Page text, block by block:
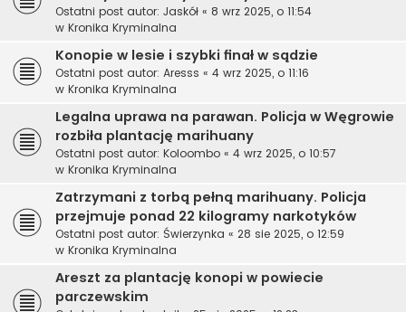
Ostatni post autor: Jaskół « 8 wrz 2025, o 11:54
w Kronika Kryminalna
Konopie w lesie i szybki finał w sądzie
Ostatni post autor: Aresss « 4 wrz 2025, o 11:16
w Kronika Kryminalna
Legalna uprawa na parawan. Policja w Węgrowie
rozbiła plantację marihuany
Ostatni post autor: Koloombo « 4 wrz 2025, o 10:57
w Kronika Kryminalna
Zatrzymani z torbą pełną marihuany. Policja
przejmuje ponad 22 kilogramy narkotyków
Ostatni post autor: Świerzynka « 28 sie 2025, o 12:59
w Kronika Kryminalna
Areszt za plantację konopi w powiecie
parczewskim